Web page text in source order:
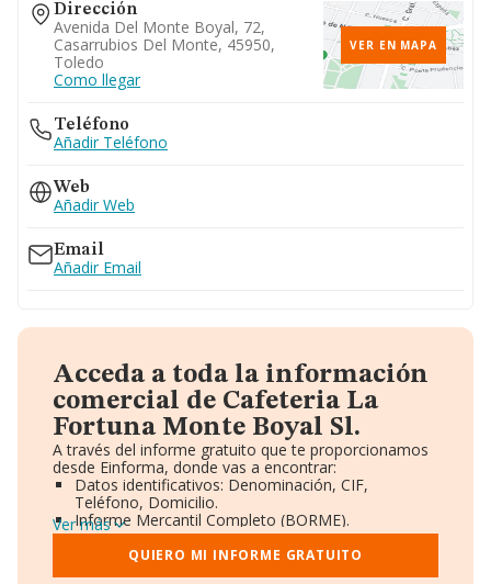
Dirección
Avenida Del Monte Boyal, 72,
Casarrubios Del Monte, 45950,
Toledo
Como llegar
VER EN MAPA
Teléfono
Añadir Teléfono
Web
Añadir Web
Email
Añadir Email
Acceda a toda la información
comercial de Cafeteria La
Fortuna Monte Boyal Sl.
A través del informe gratuito que te proporcionamos
desde Einforma, donde vas a encontrar:
Datos identificativos: Denominación, CIF,
Teléfono, Domicilio.
Informe Mercantil Completo (BORME).
Gráficos de Evolución Ventas y Empleados.
Consejo de Administración y Administradores.
Directivos y Ejecutivos.
Ver más
QUIERO MI INFORME GRATUITO